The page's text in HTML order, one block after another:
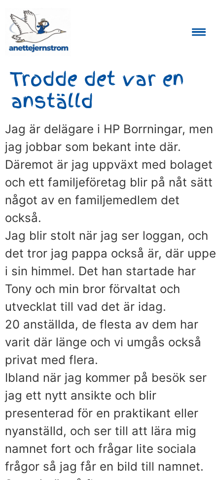
Trodde det var en
anställd
Jag är delägare i HP Borrningar, men
jag jobbar som bekant inte där.
Däremot är jag uppväxt med bolaget
och ett familjeföretag blir på nåt sätt
något av en familjemedlem det
också.
Jag blir stolt när jag ser loggan, och
det tror jag pappa också är, där uppe
i sin himmel. Det han startade har
Tony och min bror förvaltat och
utvecklat till vad det är idag.
20 anställda, de flesta av dem har
varit där länge och vi umgås också
privat med flera.
Ibland när jag kommer på besök ser
jag ett nytt ansikte och blir
presenterad för en praktikant eller
nyanställd, och ser till att lära mig
namnet fort och frågar lite sociala
frågor så jag får en bild till namnet.